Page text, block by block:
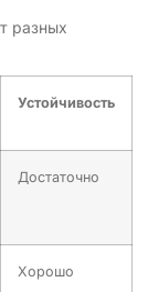
разных
Устойчивость
Достаточно
Хорошо